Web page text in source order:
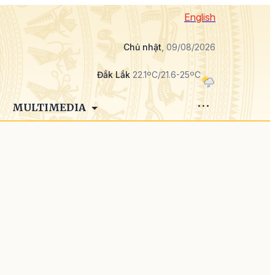
English
Chủ nhật, 09/08/2026
Đắk Lắk 22.1ºC/21.6-25ºC
MULTIMEDIA